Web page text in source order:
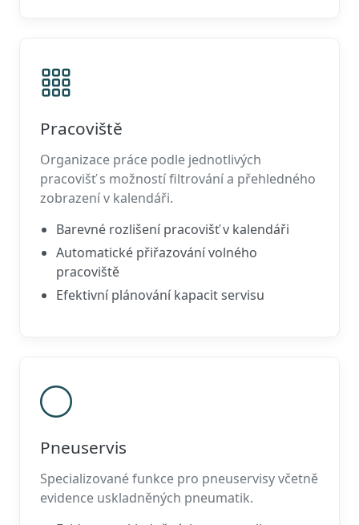
Pracoviště
Organizace práce podle jednotlivých
pracovišť s možností filtrování a přehledného
zobrazení v kalendáři.
Barevné rozlišení pracovišť v kalendáři
Automatické přiřazování volného
pracoviště
Efektivní plánování kapacit servisu
Pneuservis
Specializované funkce pro pneuservisy včetně
evidence uskladněných pneumatik.